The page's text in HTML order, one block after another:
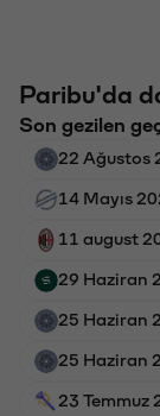
Paribu'da
Son gezilen
22 Ağustos
14 Mayıs
11 august
29 Haziran
25 Haziran
25 Haziran
23 Temmuz